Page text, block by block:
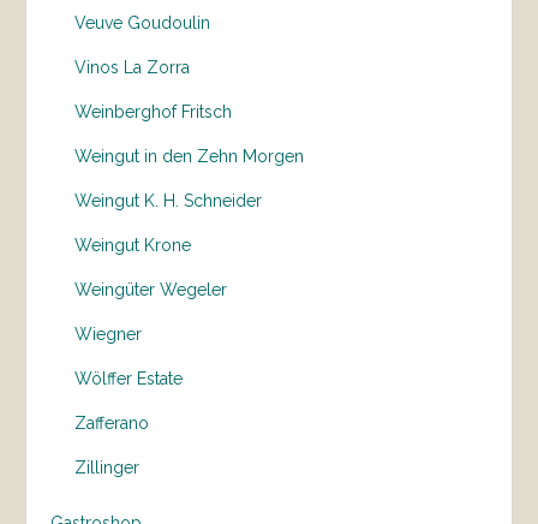
Veuve Goudoulin
Vinos La Zorra
Weinberghof Fritsch
Weingut in den Zehn Morgen
Weingut K. H. Schneider
Weingut Krone
Weingüter Wegeler
Wiegner
Wölffer Estate
Zafferano
Zillinger